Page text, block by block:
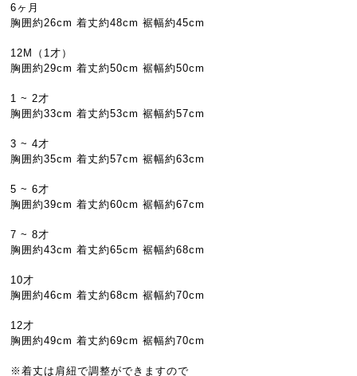
6ヶ月
胸囲約26cm 着丈約48cm 裾幅約45cm
12M（1才）
胸囲約29cm 着丈約50cm 裾幅約50cm
1 ~ 2才
胸囲約33cm 着丈約53cm 裾幅約57cm
3 ~ 4才
胸囲約35cm 着丈約57cm 裾幅約63cm
5 ~ 6才
胸囲約39cm 着丈約60cm 裾幅約67cm
7 ~ 8才
胸囲約43cm 着丈約65cm 裾幅約68cm
10才
胸囲約46cm 着丈約68cm 裾幅約70cm
12才
胸囲約49cm 着丈約69cm 裾幅約70cm
※着丈は肩紐で調整ができますので